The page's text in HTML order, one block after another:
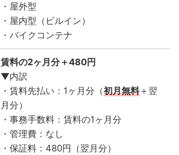
・屋外型
・屋内型（ビルイン）
・バイクコンテナ
賃料の2ヶ月分＋480円
▼内訳
・賃料先払い：1ヶ月分（初月無料＋翌
月分）
・事務手数料：賃料の1ヶ月分
・管理費：なし
・保証料：480円（翌月分）